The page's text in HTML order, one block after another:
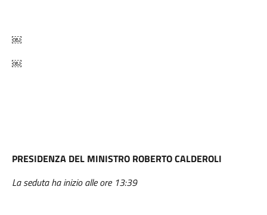
￼
￼
PRESIDENZA DEL MINISTRO ROBERTO CALDEROLI
La seduta ha inizio alle ore 13:39